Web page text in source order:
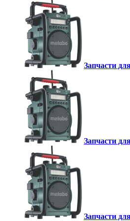
Запчасти
Запчасти
Запчасти